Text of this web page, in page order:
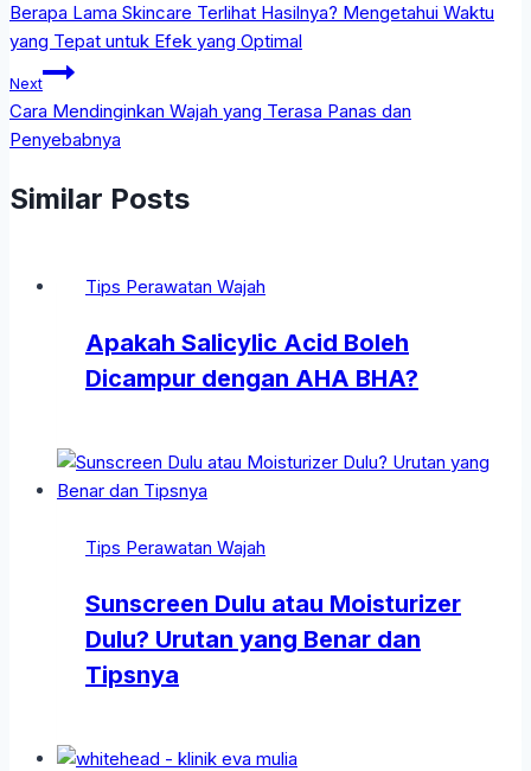
Berapa Lama Skincare Terlihat Hasilnya? Mengetahui Waktu
yang Tepat untuk Efek yang Optimal
Next
Cara Mendinginkan Wajah yang Terasa Panas dan
Penyebabnya
Similar Posts
Tips Perawatan Wajah
Apakah Salicylic Acid Boleh
Dicampur dengan AHA BHA?
Tips Perawatan Wajah
Sunscreen Dulu atau Moisturizer
Dulu? Urutan yang Benar dan
Tipsnya